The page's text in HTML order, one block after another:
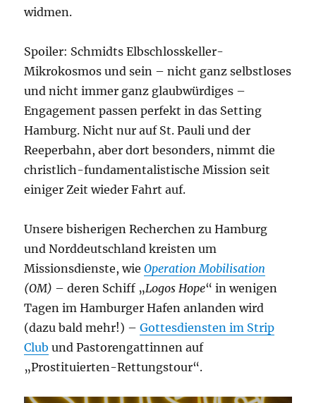
widmen.
Spoiler: Schmidts Elbschlosskeller-
Mikrokosmos und sein – nicht ganz selbstloses
und nicht immer ganz glaubwürdiges –
Engagement passen perfekt in das Setting
Hamburg. Nicht nur auf St. Pauli und der
Reeperbahn, aber dort besonders, nimmt die
christlich-fundamentalistische Mission seit
einiger Zeit wieder Fahrt auf.
Unsere bisherigen Recherchen zu Hamburg
und Norddeutschland kreisten um
Missionsdienste, wieOperation Mobilisation
(OM) – deren Schiff „Logos Hope“ in wenigen
Tagen im Hamburger Hafen anlanden wird
(dazu bald mehr!) –Gottesdiensten im Strip
Club und Pastorengattinnen auf
„Prostituierten-Rettungstour“.